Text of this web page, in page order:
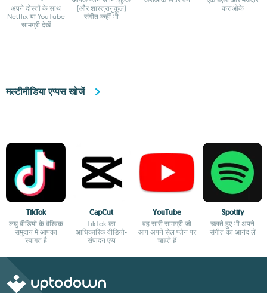
अपने दोस्तों के साथ
Netflix या YouTube
सामग्री देखें
(और शास्त्रानुकूल)
संगीत कहीं भी
कराओके
मल्टीमीडिया एप्पस खोजें
TikTok
लघु वीडियो के वैश्विक
समुदाय में आपका
स्वागत है
CapCut
TikTok का
आधिकारिक वीडियो-
संपादन एप्प
YouTube
वह सारी सामग्री जो
आप अपने सेल फोन पर
चाहते हैं
Spotify
चलते हुए भी अपने
संगीत का आनंद लें